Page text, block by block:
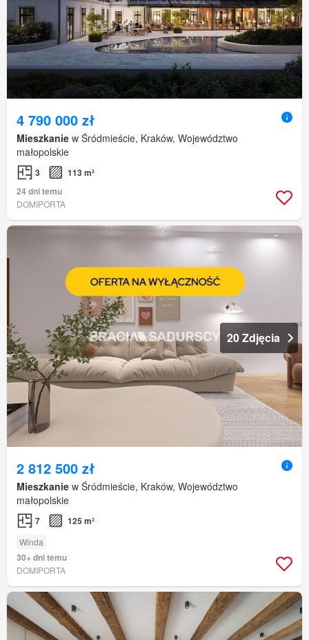
4 790 000 zł
Mieszkanie w Śródmieście, Kraków, Województwo
małopolskie
3
113 m²
24 dni temu
DOMIPORTA
20 Zdjęcia
2 812 500 zł
Mieszkanie w Śródmieście, Kraków, Województwo
małopolskie
7 125 m²
Winda
30+ dni temu
DOMIPORTA